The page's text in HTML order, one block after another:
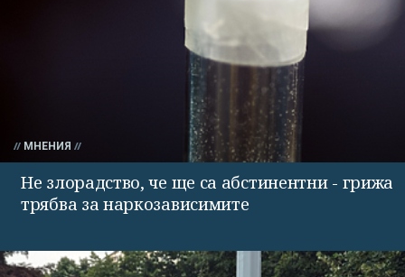
МНЕНИЯ
Не злорадство, че ще са абстинентни - грижа
трябва за наркозависимите